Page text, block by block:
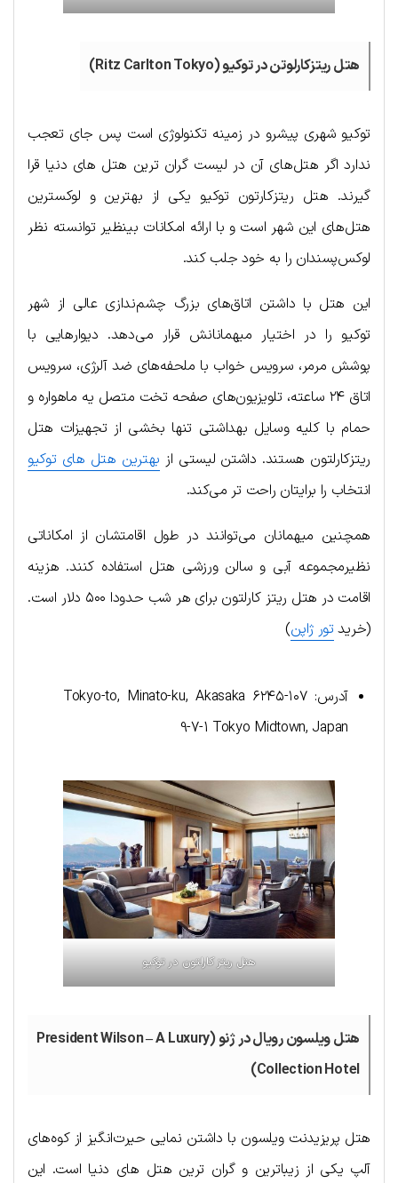
هتل ریتزکارلوتن در توکیو (Ritz Carlton Tokyo)
توکیو شهری پیشرو در زمینه تکنولوژی است پس جای تعجب
ندارد اگر هتل‌های آن در لیست گران ترین هتل‌ های دنیا قرا
گیرند. هتل ریتزکارتون توکیو یکی از بهترین و لوکسترین
هتل‌های این شهر است و با ارائه امکانات بینظیر توانسته نظر
لوکس‌پسندان را به خود جلب کند.
این هتل با داشتن اتاق‌های بزرگ چشم‌ندازی عالی از شهر
توکیو را در اختیار میهمانانش قرار می‌دهد. دیوارهایی با
پوشش مرمر، سرویس خواب با ملحفه‌های ضد آلرژی، سرویس
اتاق ۲۴ ساعته، تلویزیون‌های صفحه تخت متصل یه ماهواره و
حمام با کلیه وسایل بهداشتی تنها بخشی از تجهیزات هتل
ریتزکارلتون هستند. داشتن لیستی از بهترین هتل های توکیو
انتخاب را برایتان راحت تر می‌کند.
همچنین میهمانان می‌توانند در طول اقامتشان از امکاناتی
نظیرمجموعه آبی و سالن ورزشی هتل استفاده کنند. هزینه
اقامت در هتل ریتز کارلتون برای هر شب حدودا ۵۰۰ دلار است.
(خرید تور ژاپن)
آدرس: ۱۰۷-۶۲۴۵ Tokyo-to, Minato-ku, Akasaka
9-7-1 Tokyo Midtown, Japan
هتل ریتز کارلتون در توکیو
هتل ویلسون رویال در ژنو (President Wilson – A Luxury
Collection Hotel)
هتل پریزیدنت ویلسون با داشتن نمایی حیرت‌انگیز از کوه‌های
آلپ یکی از زیباترین و گران ترین هتل‌ های دنیا است. این